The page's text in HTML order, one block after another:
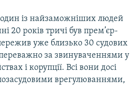
один із найзаможніших людей
20 років тричі був прем’єр-
уже близько 30 судових
за звинуваченнями у
і корупції. Всі вони досі
врегулюваннями,